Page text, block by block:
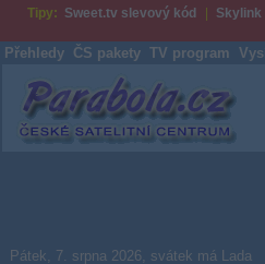
Tipy: Sweet.tv slevový kód Skylink
Přehledy ČS pakety TV program
Parabola.cz
Pátek, 7. srpna 2026, svátek má Lada